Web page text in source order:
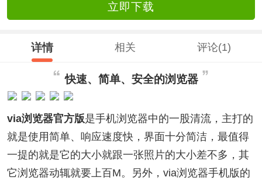
立即下载
详情 相关 评论(1)
快速、简单、安全的浏览器
via浏览器官方版是手机浏览器中的一股清流，主打的
就是使用简单、响应速度快，界面十分简洁，最值得
一提的就是它的大小就跟一张照片的大小差不多，其
它浏览器动辄就要上百M。另外，via浏览器手机版的